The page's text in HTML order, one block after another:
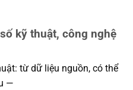
kỹ thuật, công nghệ
từ dữ liệu nguồn, có thể
—